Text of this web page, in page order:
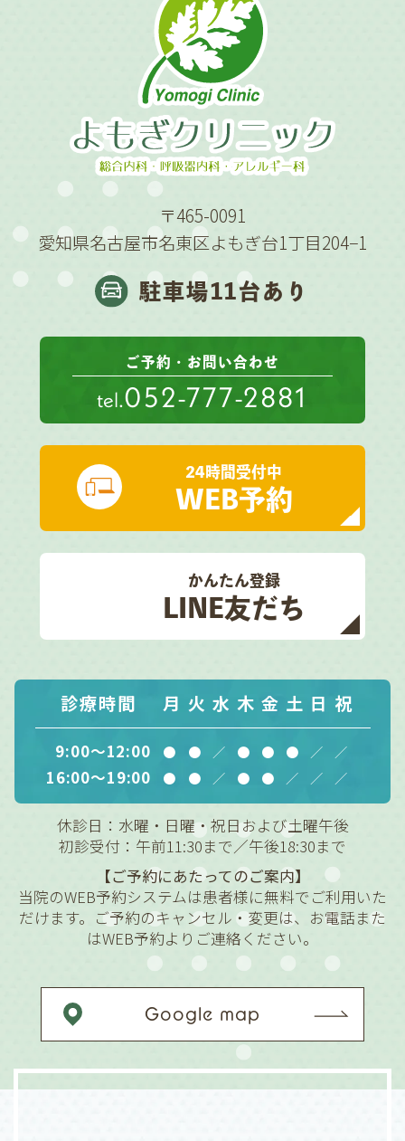
〒465-0091
愛知県名古屋市名東区よもぎ台1丁目204−1
駐車場11台あり
ご予約・お問い合わせ
tel.052-777-2881
24時間受付中
WEB予約
かんたん登録
LINE友だち
診療時間 月 火 水 木 金 土 日 祝
9:00～12:00 ● ● ／ ● ● ● ／ ／
16:00～19:00 ● ● ／ ● ● ／ ／ ／
休診日：水曜・日曜・祝日および土曜午後
初診受付：午前11:30まで／午後18:30まで
【ご予約にあたってのご案内】
当院のWEB予約システムは患者様に無料でご利用いた
だけます。ご予約のキャンセル・変更は、お電話また
はWEB予約よりご連絡ください。
Google map